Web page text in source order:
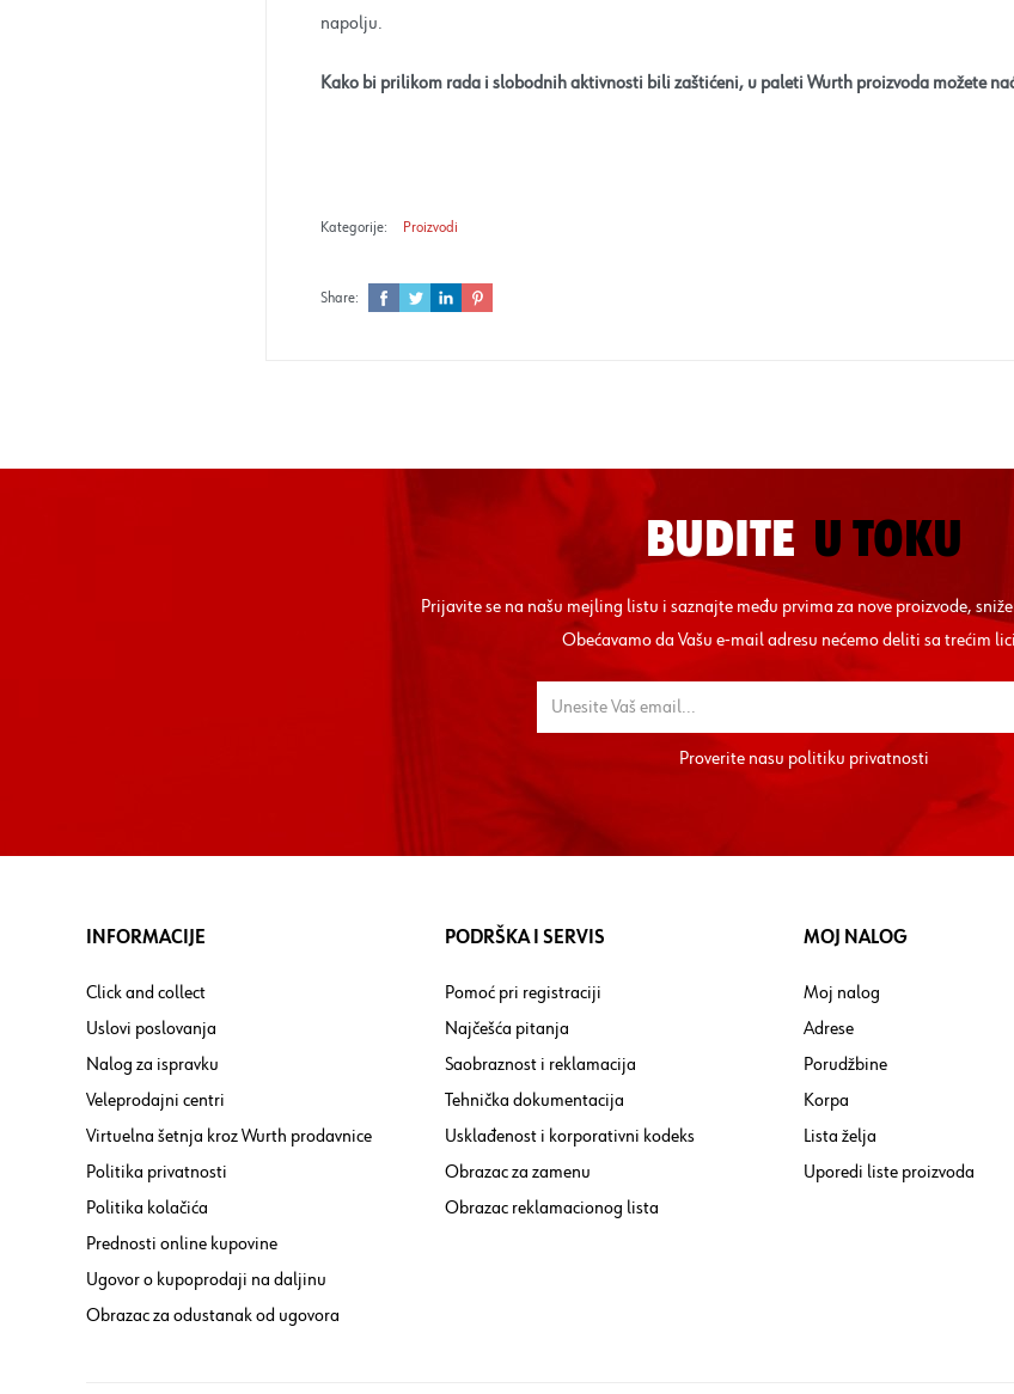
napolju.
Kako bi prilikom rada i slobodnih aktivnosti bili zaštićeni, u paleti Wurth proizvoda možete
Kategorije: Proizvodi
Share:
BUDITE U TOKU
Prijavite se na našu mejling listu i saznajte među prvima za nove proizvode,
Obećavamo da Vašu e-mail adresu nećemo deliti sa trećim
Proverite nasupolitiku privatnosti
INFORMACIJE
Click and collect
Uslovi poslovanja
Nalog za ispravku
Veleprodajni centri
Virtuelna šetnja kroz Wurth prodavnice
Politika privatnosti
Politika kolačića
Prednosti online kupovine
Ugovor o kupoprodaji na daljinu
Obrazac za odustanak od ugovora
PODRŠKA I SERVIS
Pomoć pri registraciji
Najčešća pitanja
Saobraznost i reklamacija
Tehnička dokumentacija
Usklađenost i korporativni kodeks
Obrazac za zamenu
Obrazac reklamacionog lista
MOJ NALOG
Moj nalog
Adrese
Porudžbine
Korpa
Lista želja
Uporedi liste proizvoda